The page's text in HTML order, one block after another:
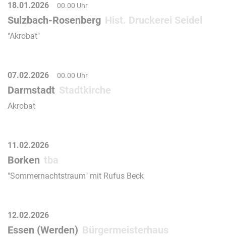
18.01.2026 00.00 Uhr
Sulzbach-Rosenberg Hist. Druckerei Seidel
"Akrobat"
07.02.2026 00.00 Uhr
Darmstadt Stadtkirche
Akrobat
11.02.2026
Borken tba
"Sommernachtstraum" mit Rufus Beck
12.02.2026
Essen (Werden) Bürgermeisterhaus